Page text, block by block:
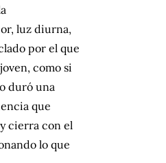
luz diurna,
por el que
como si
duró una
que
cierra con el
lo que